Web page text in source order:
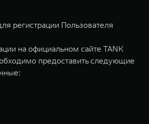
регистрации Пользователя
на официальном сайте TANK
предоставить следующие